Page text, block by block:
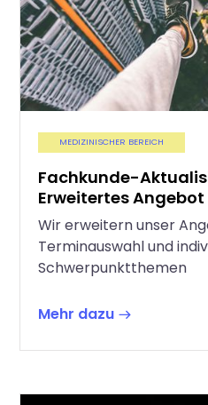
MEDIZINISCHER BEREICH
Fachkunde-
Erweitertes
Wir erweitern unser
Terminauswahl und
Schwerpunktthemen
Mehr dazu